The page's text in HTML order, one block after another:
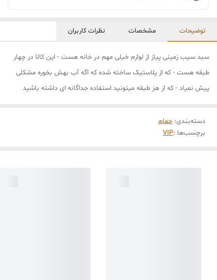
توضیحات مشخصات نظرات کاربران
سبد سیب زمینی پیاز از لوازم خیلی مهم در خانه هست - این کالا در چهار
طبقه هست - که از پلاستیک ساخته شده که اگه آب بهش بخوره مشکلی
پیش نمیاد - که از هز طبقه میتونید استفاده جداگانه ای داشته باشید
دسته‌بندی: حمام
برچسب‌ها :VIP